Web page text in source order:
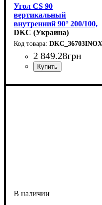
Угол CS 90
вертикальный
внутренний 90° 200/100,
нержавеющий
DKC (Украина)
DKC_36703INOX
2 849.28грн
аксессуары
внутренний
сталь